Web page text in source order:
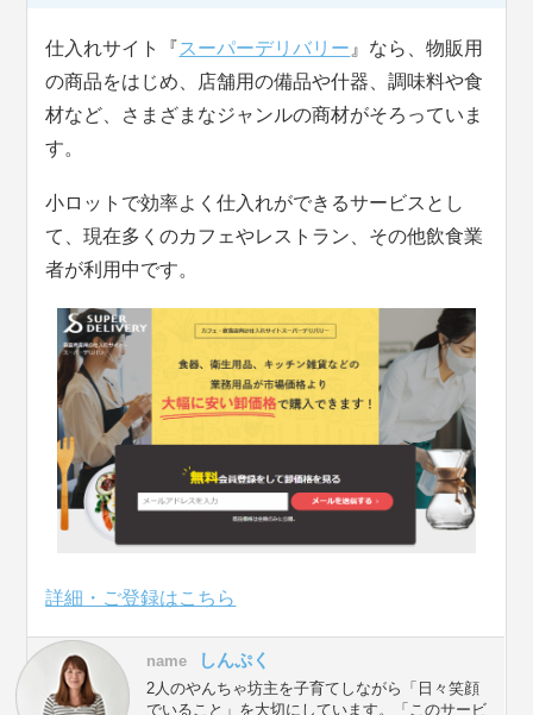
仕入れサイト『スーパーデリバリー 』なら、物販用
の商品をはじめ、店舗用の備品や什器、調味料や食
材など、さまざまなジャンルの商材がそろっていま
す。
小ロットで効率よく仕入れができるサービスとし
て、現在多くのカフェやレストラン、その他飲食業
者が利用中です。
詳細・ご登録はこちら
name しんぷく
2人のやんちゃ坊主を子育てしながら「日々笑顔
でいること」を大切にしています。「このサービ